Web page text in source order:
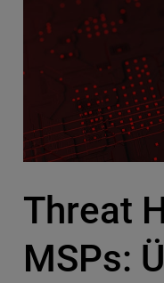
Threat
MSPs: